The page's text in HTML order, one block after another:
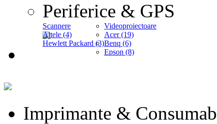
Periferice & GPS
Scannere
Altele (4)
Hewlett Packard (3)
Videoproiectoare
Acer (19)
Benq (6)
Epson (8)
Imprimante &